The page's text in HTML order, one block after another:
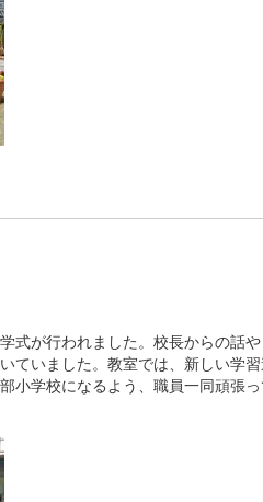
式が行われました。校長からの話
ていました。教室では、新しい学
小学校になるよう、職員一同頑張